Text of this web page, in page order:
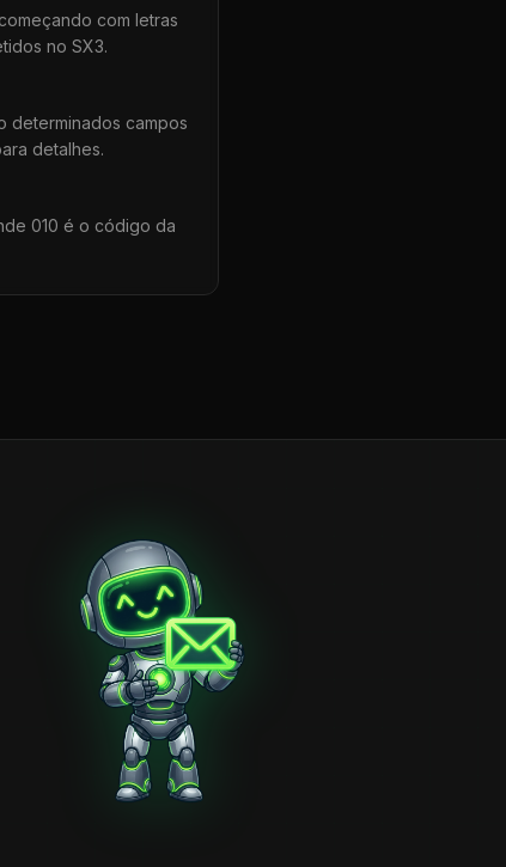
com letras
no SX3.
determinados campos
detalhes.
010 é o código da